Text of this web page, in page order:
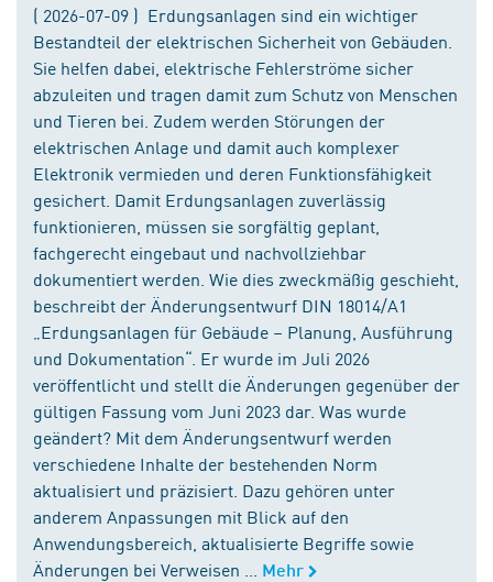
( 2026-07-09 ) Erdungsanlagen sind ein wichtiger
Bestandteil der elektrischen Sicherheit von Gebäuden.
Sie helfen dabei, elektrische Fehlerströme sicher
abzuleiten und tragen damit zum Schutz von Menschen
und Tieren bei. Zudem werden Störungen der
elektrischen Anlage und damit auch komplexer
Elektronik vermieden und deren Funktionsfähigkeit
gesichert. Damit Erdungsanlagen zuverlässig
funktionieren, müssen sie sorgfältig geplant,
fachgerecht eingebaut und nachvollziehbar
dokumentiert werden. Wie dies zweckmäßig geschieht,
beschreibt der Änderungsentwurf DIN 18014/A1
„Erdungsanlagen für Gebäude – Planung, Ausführung
und Dokumentation“. Er wurde im Juli 2026
veröffentlicht und stellt die Änderungen gegenüber der
gültigen Fassung vom Juni 2023 dar. Was wurde
geändert? Mit dem Änderungsentwurf werden
verschiedene Inhalte der bestehenden Norm
aktualisiert und präzisiert. Dazu gehören unter
anderem Anpassungen mit Blick auf den
Anwendungsbereich, aktualisierte Begriffe sowie
Änderungen bei Verweisen ...
Mehr